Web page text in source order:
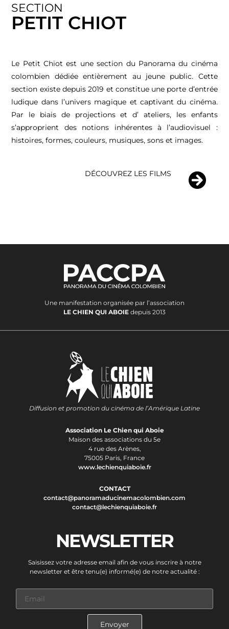
SECTION
PETIT CHIOT
Le Petit Chiot est une section du Panorama du cinéma
colombien dédiée entièrement au jeune public. Cette
section existe depuis 2019 et constitue une porte d’entrée
ludique dans l’univers magique et captivant du cinéma.
Par le biais de projections et d’ ateliers, les enfants
s’approprient des notions inhérentes à l’audiovisuel :
histoires, formes, couleurs, musiques, sons et images.
DÉCOUVREZ LES FILMS​
Une manifestation organisée par l’association
LE CHIEN QUI ABOIE depuis 2013
Diffusion et promotion du cinéma de l’Amérique Latine
Association Le Chien qui Aboie
Maison des associations du 5e
4 rue des Arènes,
75005 Paris, France
www.lechienquiaboie.fr
CONTACT
contact@panoramaducinemacolombien.com
contact@lechienquiaboie.fr
NEWSLETTER
Saisissez votre adresse email afin de vous inscrire à notre
newsletter et être tenu(e) informé(e) de notre actualité :
Envoyer